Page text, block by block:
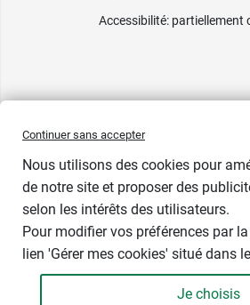
Accessibilité: partiellement
Continuer sans accepter
Nous utilisons des cookies pour
de notre site et proposer des
selon les intérêts des utilisateurs.
Pour modifier vos préférences par
lien 'Gérer mes cookies' situé dans
Je choisis